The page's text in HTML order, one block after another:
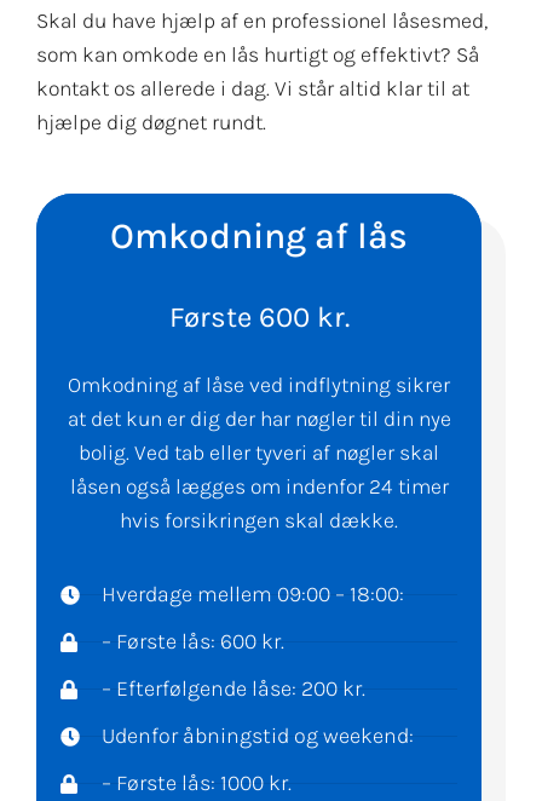
Skal du have hjælp af en professionel låsesmed,
som kan omkode en lås hurtigt og effektivt? Så
kontakt os allerede i dag. Vi står altid klar til at
hjælpe dig døgnet rundt.
Omkodning af lås
Første 600 kr.
Omkodning af låse ved indflytning sikrer
at det kun er dig der har nøgler til din nye
bolig. Ved tab eller tyveri af nøgler skal
låsen også lægges om indenfor 24 timer
hvis forsikringen skal dække.
Hverdage mellem 09:00 – 18:00:
– Første lås: 600 kr.
– Efterfølgende låse: 200 kr.
Udenfor åbningstid og weekend:
– Første lås: 1000 kr.